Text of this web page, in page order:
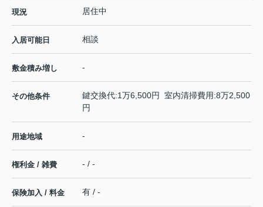
現況 居住中
入居可能日 相談
敷金積み増し -
その他条件
鍵交換代:1万6,500円 室内清掃費用:8万2,500
円
用途地域 -
権利金 / 雑費 - / -
保険加入 / 料金 有 / -